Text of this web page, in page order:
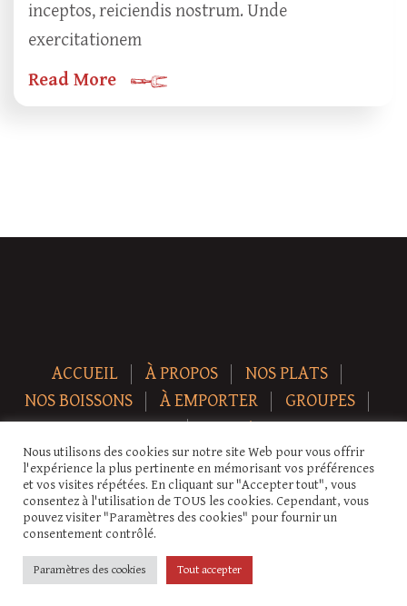
inceptos, reiciendis nostrum. Unde
exercitationem
Read More
ACCUEIL À PROPOS
NOS PLATS
NOS BOISSONS
À EMPORTER
GROUPES
NEWS
CONTACT
Copyright © 2026 Auberge-ecurie. Tous droits réservés.
Nous utilisons des cookies sur notre site Web pour vous offrir
l'expérience la plus pertinente en mémorisant vos préférences
et vos visites répétées. En cliquant sur "Accepter tout", vous
consentez à l'utilisation de TOUS les cookies. Cependant, vous
pouvez visiter "Paramètres des cookies" pour fournir un
consentement contrôlé.
Paramètres des cookies Tout accepter